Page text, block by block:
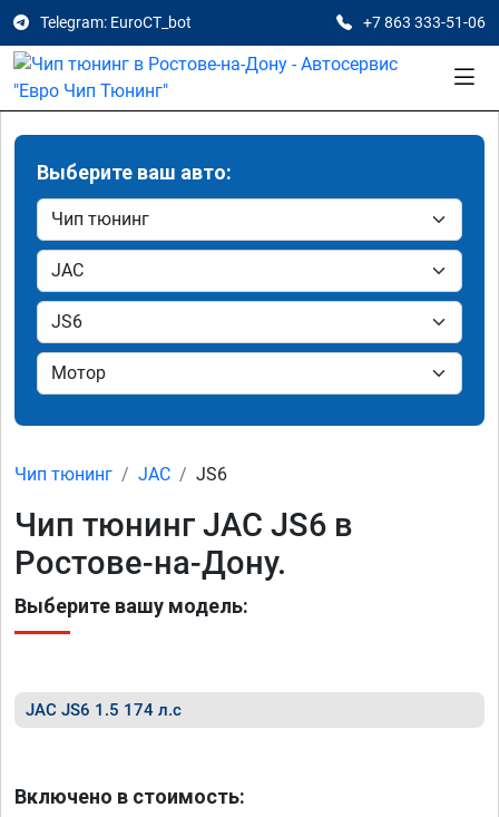
Telegram: EuroCT_bot +7 863 333-51-06
Выберите ваш авто:
Чип тюнинг JAC JS6
Чип тюнинг JAC JS6 в
Ростове-на-Дону.
Выберите вашу модель:
JAC JS6 1.5 174 л.с
Включено в стоимость: